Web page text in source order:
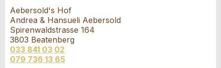
Vorname / Nachname *:
Firma / Organisation:
Aebersold's Hof
Andrea & Hansueli Aebersold
Spirenwaldstrasse 164
3803 Beatenberg
033 841 03 02
079 736 13 65